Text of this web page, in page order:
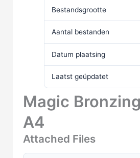
Bestandsgrootte
Aantal bestanden
Datum plaatsing
Laatst geüpdatet
Magic
A4
Attached Files